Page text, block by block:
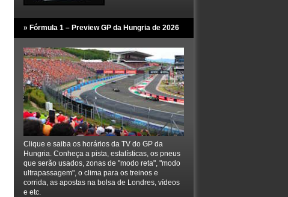
» Fórmula 1 – Preview GP da Hungria de 2026
Clique e saiba os horários da TV do GP da
Hungria. Conheça a pista, estatísticas, os pneus
que serão usados, zonas de "modo reta", "modo
ultrapassagem", o clima para os treinos e
corrida, as apostas na bolsa de Londres, vídeos
e etc.